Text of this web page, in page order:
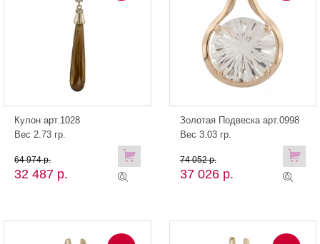
Кулон арт.1028
Вес 2.73 гр.
32 487 р.
64 974 р.
Золотая Подвеска арт.0998
Вес 3.03 гр.
37 026 р.
74 052 р.